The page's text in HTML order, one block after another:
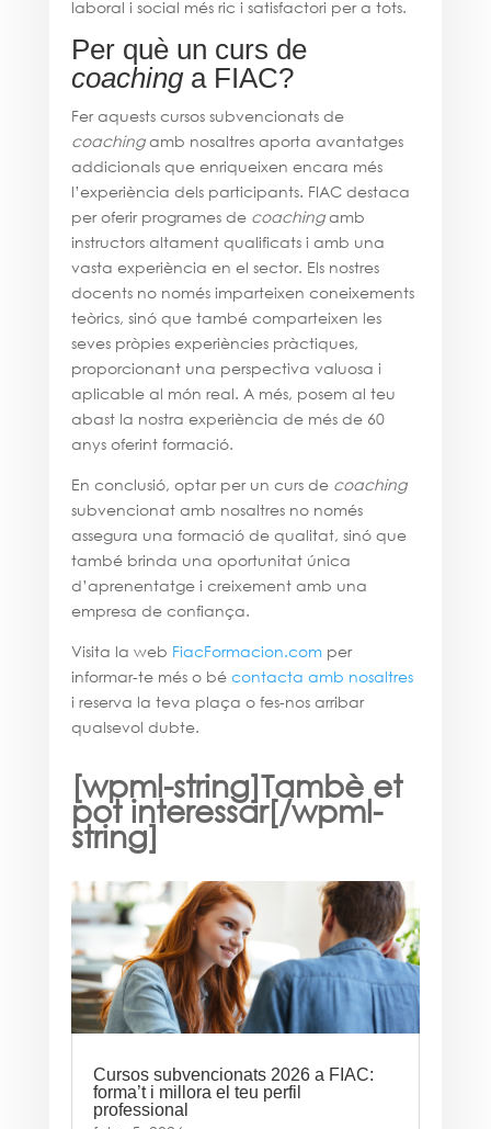
laboral i social més ric i satisfactori per a tots.
Per què un curs de
coachinga FIAC?
Fer aquests cursos subvencionats de
coachingamb nosaltres aporta avantatges
addicionals que enriqueixen encara més
l’experiència dels participants. FIAC destaca
per oferir programes de coachingamb
instructors altament qualificats i amb una
vasta experiència en el sector. Els nostres
docents no només imparteixen coneixements
teòrics, sinó que també comparteixen les
seves pròpies experiències pràctiques,
proporcionant una perspectiva valuosa i
aplicable al món real. A més, posem al teu
abast la nostra experiència de més de 60
anys oferint formació.
En conclusió, optar per un curs de coaching
subvencionat amb nosaltres no només
assegura una formació de qualitat, sinó que
també brinda una oportunitat única
d’aprenentatge i creixement amb una
empresa de confiança.
Visita la web FiacFormacion.comper
informar-te més o bé contacta amb nosaltres
i reserva la teva plaça o fes-nos arribar
qualsevol dubte.
[wpml-string]Tambè et
pot interessar[/wpml-
string]
Cursos subvencionats 2026 a FIAC:
forma’t i millora el teu perfil
professional